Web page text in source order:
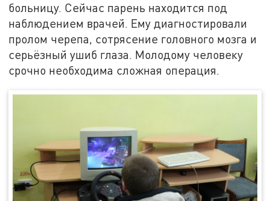
больницу. Сейчас парень находится под
наблюдением врачей. Ему диагностировали
пролом черепа, сотрясение головного мозга и
серьёзный ушиб глаза. Молодому человеку
срочно необходима сложная операция.